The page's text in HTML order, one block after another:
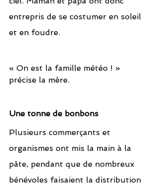
entrepris de se costumer en soleil
et en foudre.
« On est la famille météo ! »
précise la mère.
Une tonne de bonbons
Plusieurs commerçants et
organismes ont mis la main à la
pâte, pendant que de nombreux
bénévoles faisaient la distribution